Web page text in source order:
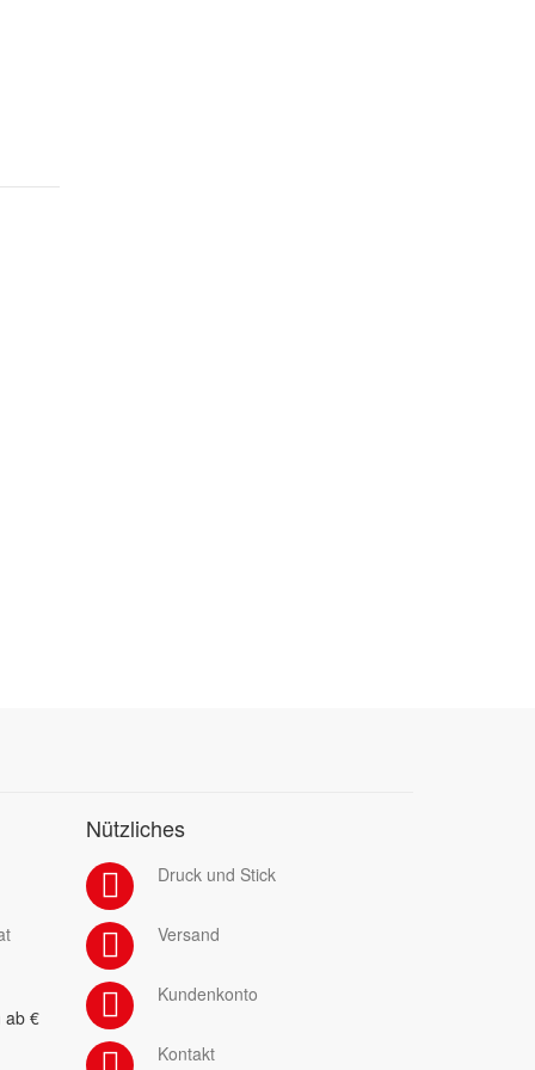
ab €
Nützliches
Druck und Stick
Versand
Kundenkonto
Kontakt